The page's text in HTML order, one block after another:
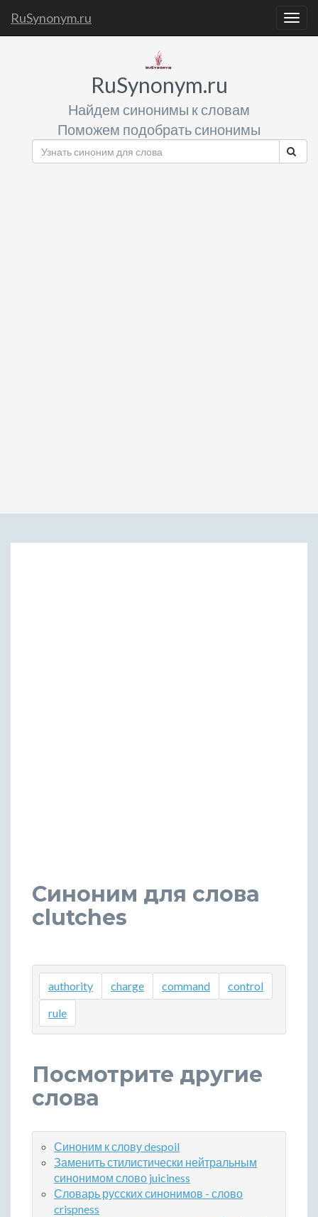
RuSynonym.ru
RuSynonym.ru
Найдем синонимы к словам
Поможем подобрать синонимы
Синоним для слова
clutches
authority charge command
control
rule
Посмотрите другие
слова
Синоним к слову despoil
Заменить стилистически нейтральным
синонимом слово juiciness
Словарь русских синонимов - слово
crispness